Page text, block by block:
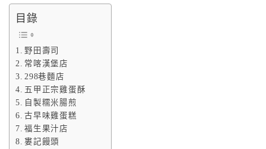
目錄
野田壽司
常喀漢堡店
298巷麵店
五甲正宗雞蛋酥
自製糯米腸煎
古早味雞蛋糕
福生果汁店
婁記饅頭